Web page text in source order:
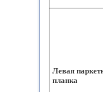
Левая
планка